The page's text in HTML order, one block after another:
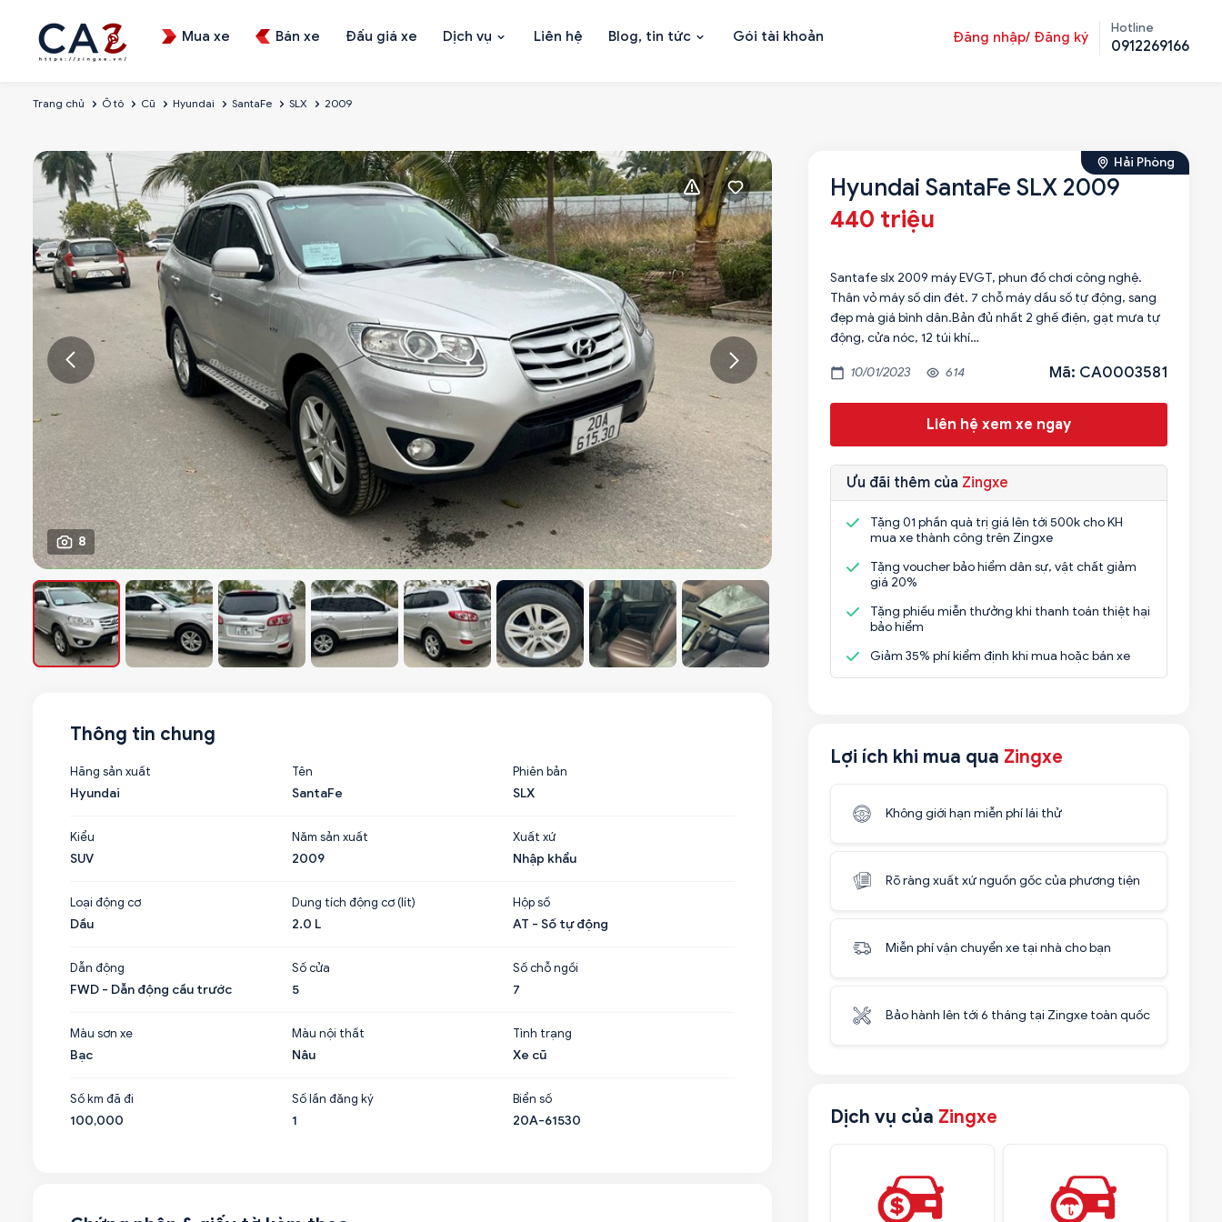
Mua xe Bán xe Đấu giá xe Dịch vụ Liên hệ Blog, tin tức Gói tài khoản Đăng nhập/ Đăng ký
Hotline
0912269166
Trang chủ Ô tô Cũ Hyundai SantaFe SLX 2009
8
Hải Phòng
Hyundai SantaFe SLX 2009
440 triệu
Santafe slx 2009 máy EVGT, phun đồ chơi công nghệ.
Thân vỏ máy số din đét. 7 chỗ máy dầu số tự động, sang
đẹp mà giá bình dân.Bản đủ nhất 2 ghế điện, gạt mưa tự
động, cửa nóc, 12 túi khí…
10/01/2023 614 Mã: CA0003581
Liên hệ xem xe ngay
Ưu đãi thêm của Zingxe
Tặng 01 phần quà trị giá lên tới 500k cho KH
mua xe thành công trên Zingxe
Tặng voucher bảo hiểm dân sự, vật chất giảm
giá 20%
Tặng phiếu miễn thưởng khi thanh toán thiệt hại
bảo hiểm
Giảm 35% phí kiểm định khi mua hoặc bán xe
Lợi ích khi mua qua Zingxe
Không giới hạn miễn phí lái thử
Rõ ràng xuất xứ nguồn gốc của phương tiện
Miễn phí vận chuyển xe tại nhà cho bạn
Bảo hành lên tới 6 tháng tại Zingxe toàn quốc
Dịch vụ của Zingxe
Thông tin chung
Hãng sản xuất
Hyundai
Tên
SantaFe
Phiên bản
SLX
Kiểu
SUV
Năm sản xuất
2009
Xuất xứ
Nhập khẩu
Loại động cơ
Dầu
Dung tích động cơ (lít)
2.0 L
Hộp số
AT - Số tự động
Dẫn động
FWD - Dẫn động cầu trước
Số cửa
5
Số chỗ ngồi
7
Màu sơn xe
Bạc
Màu nội thất
Nâu
Tình trạng
Xe cũ
Số km đã đi
100,000
Số lần đăng ký
1
Biển số
20A-61530